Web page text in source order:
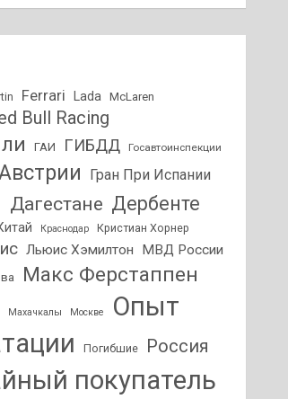
Ferrari Lada McLaren
Bull Racing
ГАИ ГИБДД Госавтоинспекции
Гран При Испании
Дагестане Дербенте
Краснодар Кристиан Хорнер
Льюис Хэмилтон МВД России
Макс Ферстаппен
Махачкалы Москве
Опыт
Погибшие Россия
покупатель